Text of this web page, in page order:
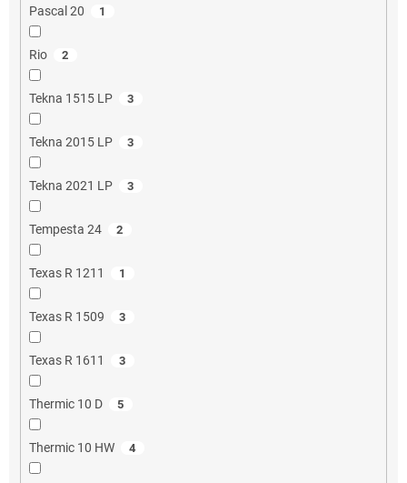
Pascal 20 1
Rio 2
Tekna 1515 LP 3
Tekna 2015 LP 3
Tekna 2021 LP 3
Tempesta 24 2
Texas R 1211 1
Texas R 1509 3
Texas R 1611 3
Thermic 10 D 5
Thermic 10 HW 4